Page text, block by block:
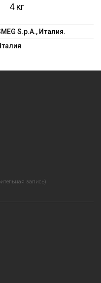
4 кг
S.p.A., Италия.
запись)